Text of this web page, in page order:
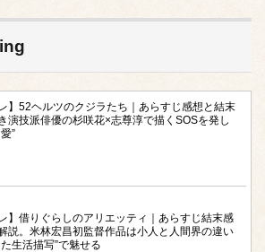
】52ヘルツのクジラたち｜あらすじ感想と結末
演技派俳優の杉咲花×志尊淳で描くSOSを発し
”
】借りぐらしのアリエッティ｜あらすじ結末感
説。米林宏昌初監督作品は小人と人間界の違い
生活描写”で魅せる